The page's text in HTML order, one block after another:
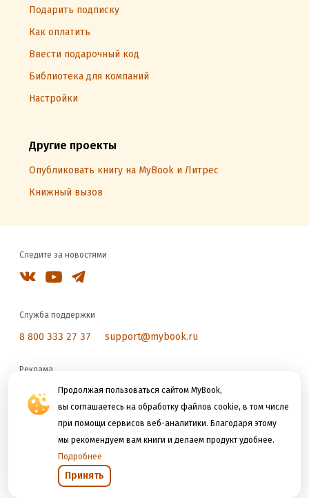
Продолжая пользоваться сайтом MyBook,
вы соглашаетесь на обработку файлов cookie, в том числе
при помощи сервисов веб-аналитики. Благодаря этому
мы рекомендуем вам книги и делаем продукт удобнее.
Подробнее
Принять
Подарить подписку
Как оплатить
Ввести подарочный код
Библиотека для компаний
Настройки
Другие проекты
Опубликовать книгу на MyBook и Литрес
Книжный вызов
Следите за новостями
Служба поддержки
8 800 333 27 37 support@mybook.ru
Реклама
reklama@litres.ru
Мы принимаем к оплате
Открыть в приложении